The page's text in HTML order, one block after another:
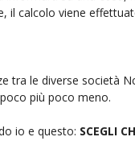
il calcolo viene
tra le diverse società
più poco meno.
io e questo: SCEGLI